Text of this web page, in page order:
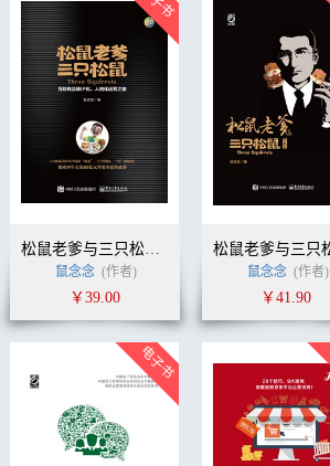
松鼠老爹与三只松鼠：互联网品牌IP化、人格化运营之路
鼠念念 (作者)
￥39.00
鼠念念 (作者)
￥41.90